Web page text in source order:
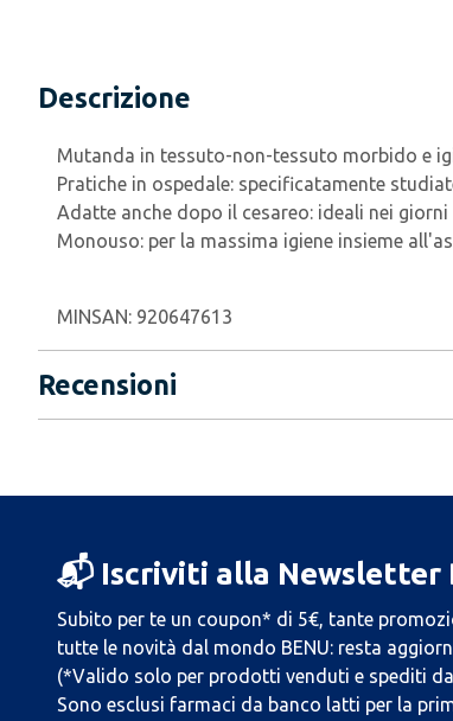
Descrizione
Mutanda in tessuto-non-tessuto morbido e
Pratiche in ospedale: specificatamente
Adatte anche dopo il cesareo: ideali nei
Monouso: per la massima igiene insieme
MINSAN: 920647613
Recensioni
📬 Iscriviti alla Newsletter
Subito per te un coupon* di 5€, tante
tutte le novità dal mondo BENU: resta
(*Valido solo per prodotti venduti e spediti
Sono esclusi farmaci da banco latti per la